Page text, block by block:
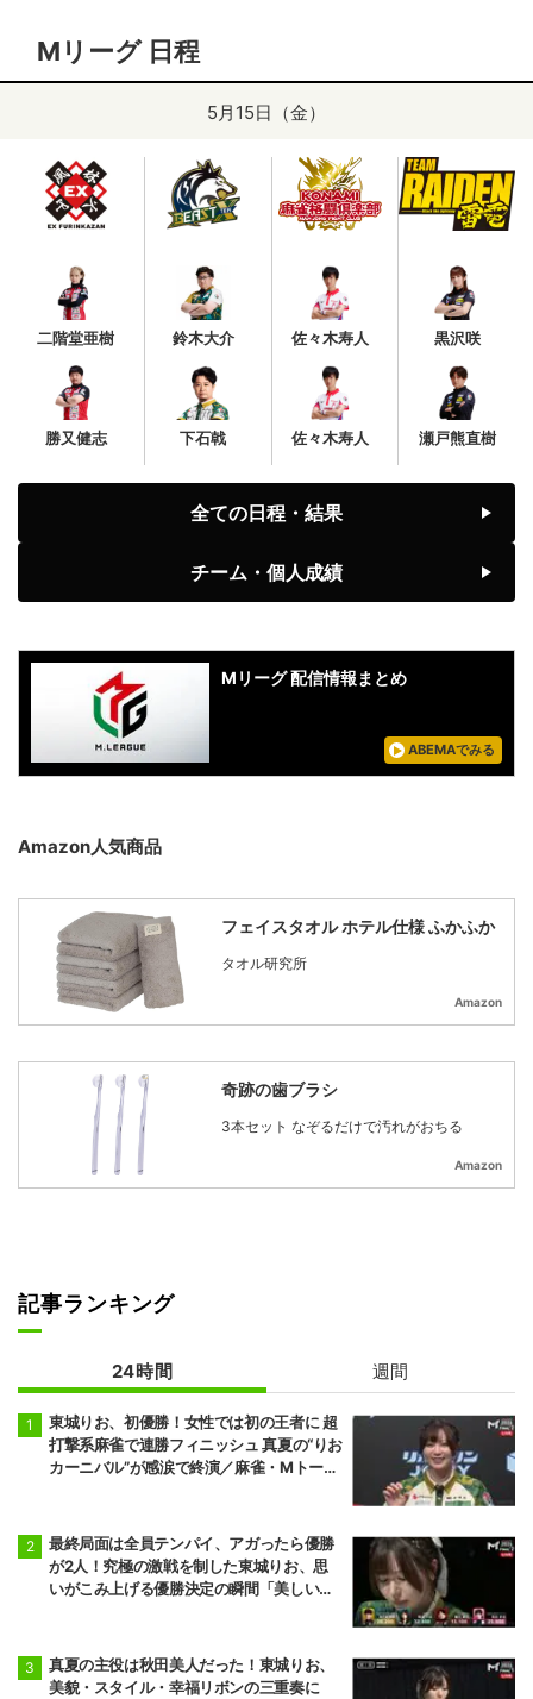
Mリーグ 日程
5月15日（金）
二階堂亜樹
勝又健志
鈴木大介
下石戟
佐々木寿人
佐々木寿人
黒沢咲
瀬戸熊直樹
全ての日程・結果
チーム・個人成績
Mリーグ 配信情報まとめ
ABEMAでみる
Amazon人気商品
フェイスタオル ホテル仕様 ふかふか
タオル研究所
Amazon
奇跡の歯ブラシ
3本セット なぞるだけで汚れがおちる
Amazon
記事ランキング
24時間 週間
東城りお、初優勝！女性では初の王者に 超
打撃系麻雀で連勝フィニッシュ 真夏の“りお
カーニバル”が感涙で終演／麻雀・Mトーナ
最終局面は全員テンパイ、アガったら優勝
が2人！究極の激戦を制した東城りお、思
いがこみ上げる優勝決定の瞬間「美しい結
真夏の主役は秋田美人だった！東城りお、
美貌・スタイル・幸福リボンの三重奏に